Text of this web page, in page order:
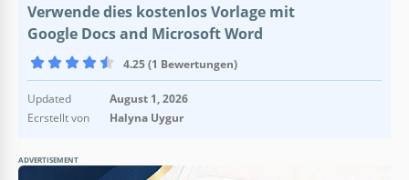
Verwende dies kostenlos Vorlage mit
Google Docs and Microsoft Word
4.25 (1 Bewertungen)
Updated
August 1, 2026
Ecrstellt von
Halyna Uygur
ADVERTISEMENT